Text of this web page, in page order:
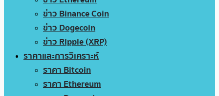
ข่าว Binance Coin
ข่าว Dogecoin
ข่าว Ripple (XRP)
ราคาและการวิเคราะห์
ราคา Bitcoin
ราคา Ethereum